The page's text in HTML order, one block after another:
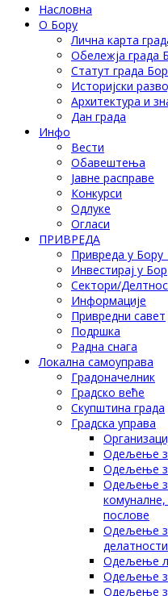
Насловна
О Бору
Лична карта
Обележја града
Статут града
Историјски
Архитектура и
Дан града
Инфо
Вести
Обавештења
Јавне расправе
Конкурси
Одлуке
Огласи
ПРИВРЕДА
Привреда у Бору
Инвестирај у Бор
Сектори/
Информације
Привредни савет
Подршка
Радна снага
Локална самоуправа
Градоначелник
Градско веће
Скупштина града
Градска управа
Одељење
Одељење
Одељење
послове
Одељење
делатности
Одељење
Одељење
Одељење